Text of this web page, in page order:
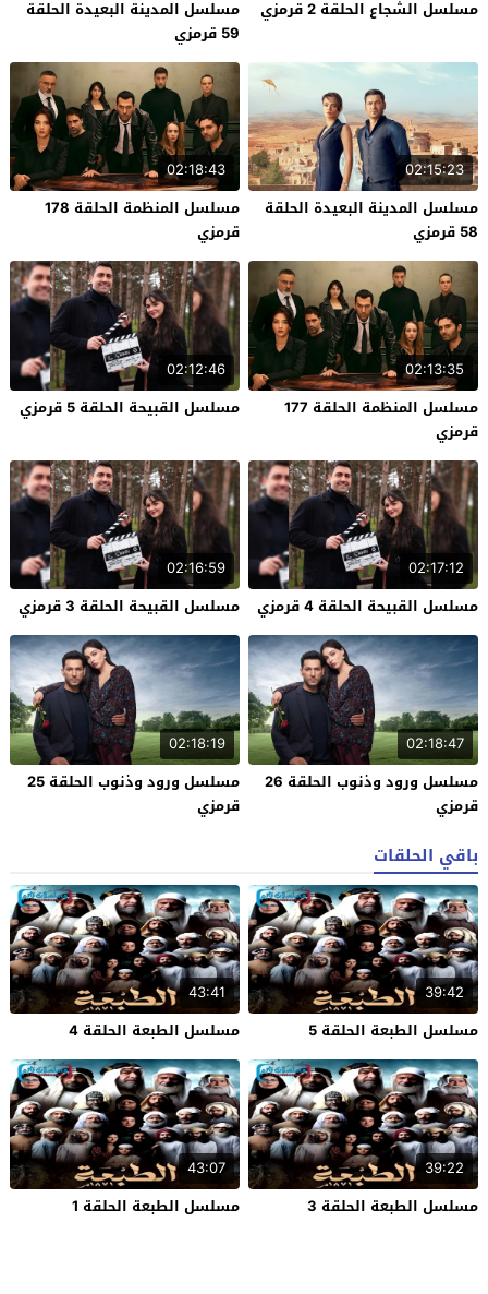
مسلسل الشجاع الحلقة 2 قرمزي
مسلسل المدينة البعيدة الحلقة
59 قرمزي
02:15:23
مسلسل المدينة البعيدة الحلقة
58 قرمزي
02:18:43
مسلسل المنظمة الحلقة 178
قرمزي
02:13:35
مسلسل المنظمة الحلقة 177
قرمزي
02:12:46
مسلسل القبيحة الحلقة 5 قرمزي
02:17:12
مسلسل القبيحة الحلقة 4 قرمزي
02:16:59
مسلسل القبيحة الحلقة 3 قرمزي
02:18:47
مسلسل ورود وذنوب الحلقة 26
قرمزي
02:18:19
مسلسل ورود وذنوب الحلقة 25
قرمزي
باقي الحلقات
39:42
مسلسل الطبعة الحلقة 5
43:41
مسلسل الطبعة الحلقة 4
39:22
مسلسل الطبعة الحلقة 3
43:07
مسلسل الطبعة الحلقة 1